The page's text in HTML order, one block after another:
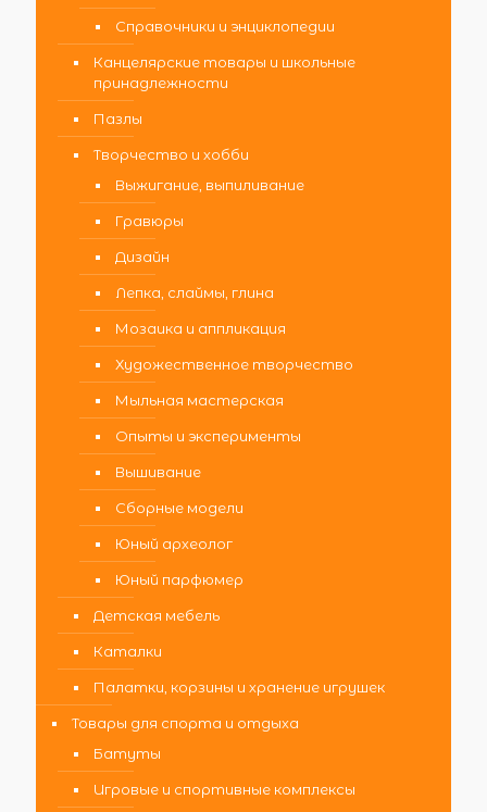
Справочники и энциклопедии
Канцелярские товары и школьные
принадлежности
Пазлы
Творчество и хобби
Выжигание, выпиливание
Гравюры
Дизайн
Лепка, слаймы, глина
Мозаика и аппликация
Художественное творчество
Мыльная мастерская
Опыты и эксперименты
Вышивание
Сборные модели
Юный археолог
Юный парфюмер
Детская мебель
Каталки
Палатки, корзины и хранение игрушек
Товары для спорта и отдыха
Батуты
Игровые и спортивные комплексы